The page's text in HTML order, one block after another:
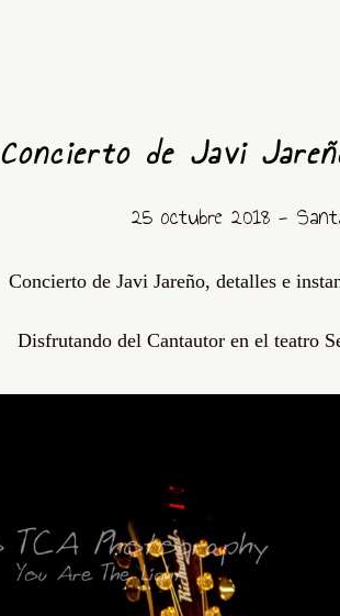
Concierto de Javi
25 octubre 2018 -
Concierto de Javi Jareño, detalles e
Disfrutando del Cantautor en el teatro